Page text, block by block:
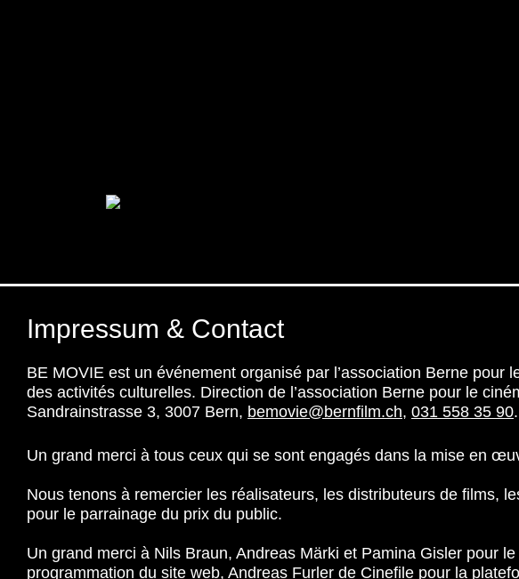
Impressum & Contact
BE MOVIE est un événement organisé par l’association Berne
des activités culturelles. Direction de l’association Berne pour le
Sandrainstrasse 3, 3007 Bern, bemovie@bernfilm.ch, 031 558 35 90.
Un grand merci à tous ceux qui se sont engagés dans la mise en
Nous tenons à remercier les réalisateurs, les distributeurs de films,
pour le parrainage du prix du public.
Un grand merci à Nils Braun, Andreas Märki et Pamina Gisler pour
programmation du site web, Andreas Furler de Cinefile pour la